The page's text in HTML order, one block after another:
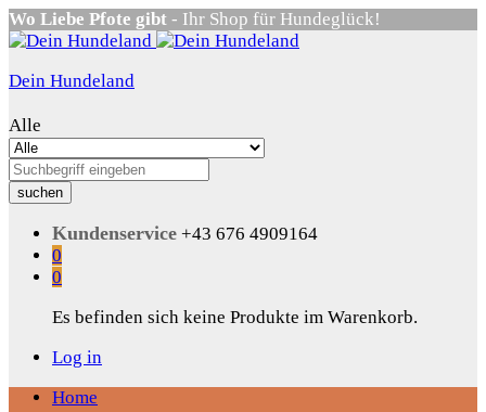
Wo Liebe Pfote gibt - Ihr Shop für Hundeglück!
Dein Hundeland
Alle
suchen
Kundenservice +43 676 4909164
0
0
Es befinden sich keine Produkte im Warenkorb.
Log in
Home